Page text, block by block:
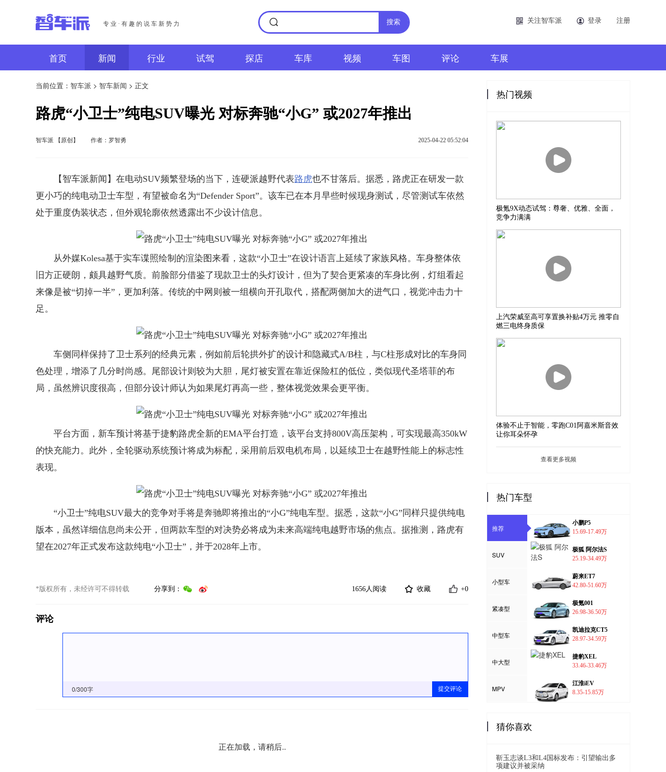
专业·有趣的说车新势力 搜索 关注智车派 登录 注册
首页 新闻 行业 试驾 探店 车库 视频 车图 评论 车展
当前位置： 智车派 > 智车新闻 > 正文
路虎“小卫士”纯电SUV曝光 对标奔驰“小G” 或2027年推出
智车派 【原创】 作者：罗智勇 2025-04-22 05:52:04
【智车派新闻】在电动SUV频繁登场的当下，连硬派越野代表路虎也不甘落后。据悉，路虎正在研发一款
更小巧的纯电动卫士车型，有望被命名为“Defender Sport”。该车已在本月早些时候现身测试，尽管测试车依然
处于重度伪装状态，但外观轮廓依然透露出不少设计信息。
从外媒Kolesa基于实车谍照绘制的渲染图来看，这款“小卫士”在设计语言上延续了家族风格。车身整体依
旧方正硬朗，颇具越野气质。前脸部分借鉴了现款卫士的头灯设计，但为了契合更紧凑的车身比例，灯组看起
来像是被“切掉一半”，更加利落。传统的中网则被一组横向开孔取代，搭配两侧加大的进气口，视觉冲击力十
足。
车侧同样保持了卫士系列的经典元素，例如前后轮拱外扩的设计和隐藏式A/B柱，与C柱形成对比的车身同
色处理，增添了几分时尚感。尾部设计则较为大胆，尾灯被安置在靠近保险杠的低位，类似现代圣塔菲的布
局，虽然辨识度很高，但部分设计师认为如果尾灯再高一些，整体视觉效果会更平衡。
平台方面，新车预计将基于捷豹路虎全新的EMA平台打造，该平台支持800V高压架构，可实现最高350kW
的快充能力。此外，全轮驱动系统预计将成为标配，采用前后双电机布局，以延续卫士在越野性能上的标志性
表现。
“小卫士”纯电SUV最大的竞争对手将是奔驰即将推出的“小G”纯电车型。据悉，这款“小G”同样只提供纯电
版本，虽然详细信息尚未公开，但两款车型的对决势必将成为未来高端纯电越野市场的焦点。据推测，路虎有
望在2027年正式发布这款纯电“小卫士”，并于2028年上市。
*版权所有，未经许可不得转载 分享到： +0
收藏
1656人阅读
评论
0/300字 提交评论
正在加载，请稍后..
热门视频
极氪9X动态试驾：尊奢、优雅、全面，
竞争力满满
上汽荣威至高可享置换补贴4万元 推零自
燃三电终身质保
体验不止于智能，零跑C01阿嘉米斯音效
让你耳朵怀孕
查看更多视频
热门车型
推荐
SUV
小型车
紧凑型
中型车
中大型
MPV
小鹏P5
15.69-17.49万
极狐 阿尔法S
25.19-34.49万
蔚来ET7
42.80-51.60万
极氪001
26.98-36.50万
凯迪拉克CT5
28.97-34.59万
捷豹XEL
33.46-33.46万
江淮iEV
8.35-15.85万
猜你喜欢
靳玉志谈L3和L4国标发布：引望输出多
项建议并被采纳